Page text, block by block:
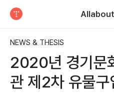
NEWS & THESIS
2020년 경기문
관 제2차 유물구